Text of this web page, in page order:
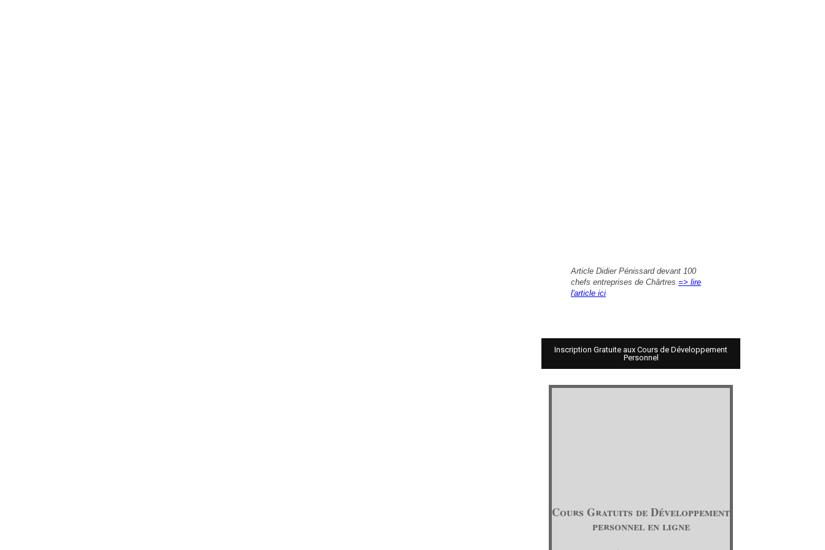
Article Didier Pénissard devant 100
chefs entreprises de Chârtres => lire
l'article ici
Inscription Gratuite aux Cours de Développement
Personnel
Cours Gratuits de Développement
personnel en ligne